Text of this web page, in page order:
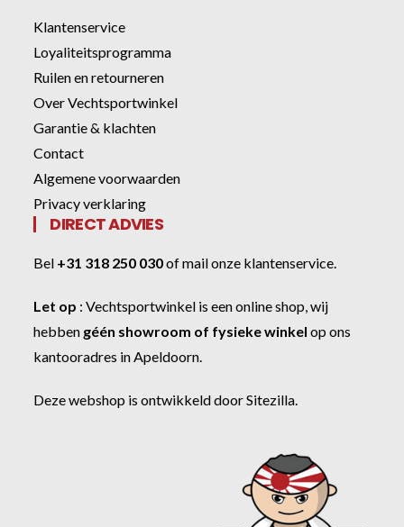
Klantenservice
Loyaliteitsprogramma
Ruilen en retourneren
Over Vechtsportwinkel
Garantie & klachten
Contact
Algemene voorwaarden
Privacy verklaring
DIRECT ADVIES
Bel +31 318 250 030ofmail onze klantenservice
Let op :Vechtsportwinkel is een online shop, wij
hebben géén showroom of fysieke winkel op ons
kantooradres in Apeldoorn.
Deze webshop is ontwikkeld doorSitezilla